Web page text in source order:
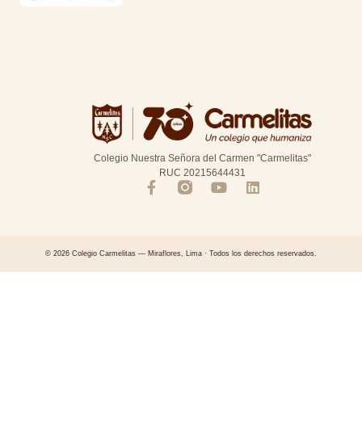
Colegio Nuestra Señora del Carmen "Carmelitas"
RUC 20215644431
© 2026 Colegio Carmelitas — Miraflores, Lima · Todos los derechos reservados.